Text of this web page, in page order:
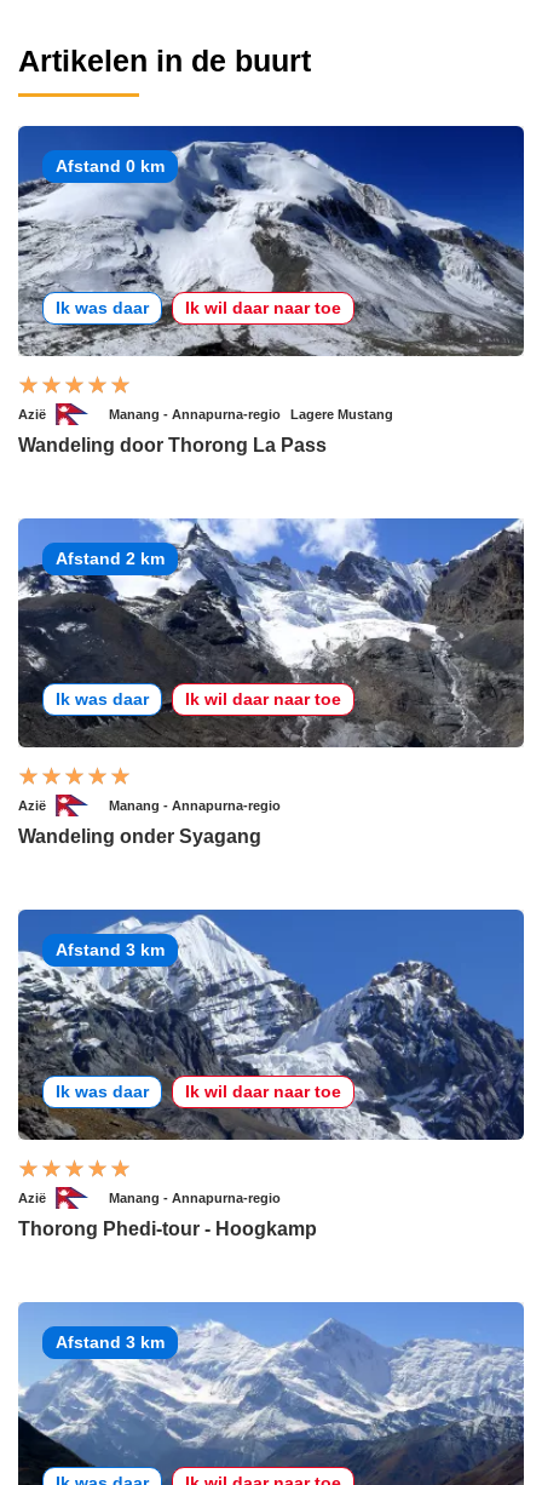
Artikelen in de buurt
Afstand 0 km
Ik was daar Ik wil daar naar toe
Azië Manang - Annapurna-regio Lagere Mustang
Wandeling door Thorong La Pass
Afstand 2 km
Ik was daar Ik wil daar naar toe
Azië Manang - Annapurna-regio
Wandeling onder Syagang
Afstand 3 km
Ik was daar Ik wil daar naar toe
Azië Manang - Annapurna-regio
Thorong Phedi-tour - Hoogkamp
Afstand 3 km